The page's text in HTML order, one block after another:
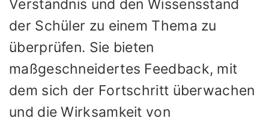
Verständnis und den Wissensstand
der Schüler zu einem Thema zu
überprüfen. Sie bieten
maßgeschneidertes Feedback, mit
dem sich der Fortschritt überwachen
und die Wirksamkeit von